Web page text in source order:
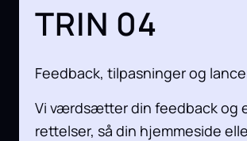
TRIN 04
Feedback, tilpasninger og
Vi værdsætter din feedback og
rettelser, så din hjemmeside